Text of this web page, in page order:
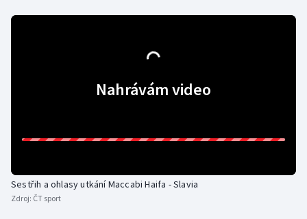
Lyže a snowboard
Plavání
Nahrávám video
Sestřih a ohlasy utkání Maccabi Haifa - Slavia
Zdroj: ČT sport